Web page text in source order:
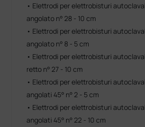
• Elettrodi per elettrobisturi
angolato n° 28 - 10 cm
• Elettrodi per elettrobisturi
angolato n° 8 - 5 cm
• Elettrodi per elettrobisturi
retto n° 27 - 10 cm
• Elettrodi per elettrobisturi
angolati 45° n° 2 - 5 cm
• Elettrodi per elettrobisturi
angolati 45° n° 22 - 10 cm